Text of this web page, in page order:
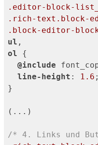
.editor-block-
.rich-text .block-
.block-editor-
ul
ol {
@include
line-height : 1.6 ;
}
(...)
/* 4. Links und